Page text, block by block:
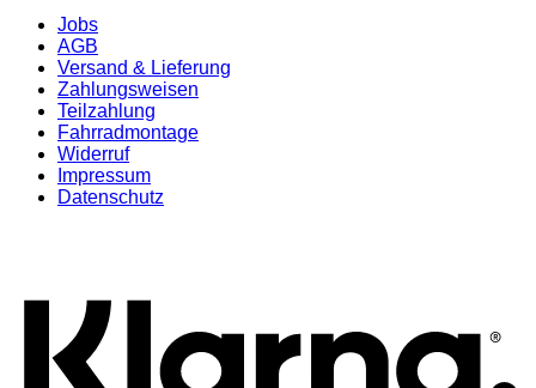
Jobs
AGB
Versand & Lieferung
Zahlungsweisen
Teilzahlung
Fahrradmontage
Widerruf
Impressum
Datenschutz